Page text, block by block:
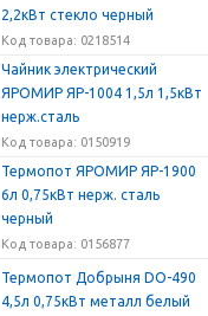
2,2кВт стекло черный
Код товара: 0218514
Чайник электрический
ЯРОМИР ЯР-1004 1,5л 1,5кВт
нерж.сталь
Код товара: 0150919
Термопот ЯРОМИР ЯР-1900
6л 0,75кВт нерж. сталь
черный
Код товара: 0156877
Термопот Добрыня DO-490
4,5л 0,75кВт металл белый